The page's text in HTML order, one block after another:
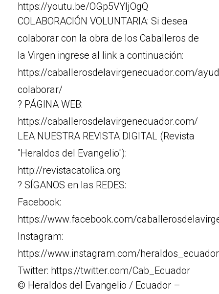
https://youtu.be/OGp5VYljOgQ
COLABORACIÓN VOLUNTARIA: Si desea
colaborar con la obra de los Caballeros de
la Virgen ingrese al link a continuación:
https://caballerosdelavirgenecuador.com/
colaborar/
? PÁGINA WEB:
https://caballerosdelavirgenecuador.com/
LEA NUESTRA REVISTA DIGITAL (Revista
"Heraldos del Evangelio"):
http://revistacatolica.org
? SÍGANOS en las REDES:
Facebook:
https://www.facebook.com/
Instagram:
https://www.instagram.com/
Twitter: https://twitter.com/Cab_Ecuador
© Heraldos del Evangelio / Ecuador –